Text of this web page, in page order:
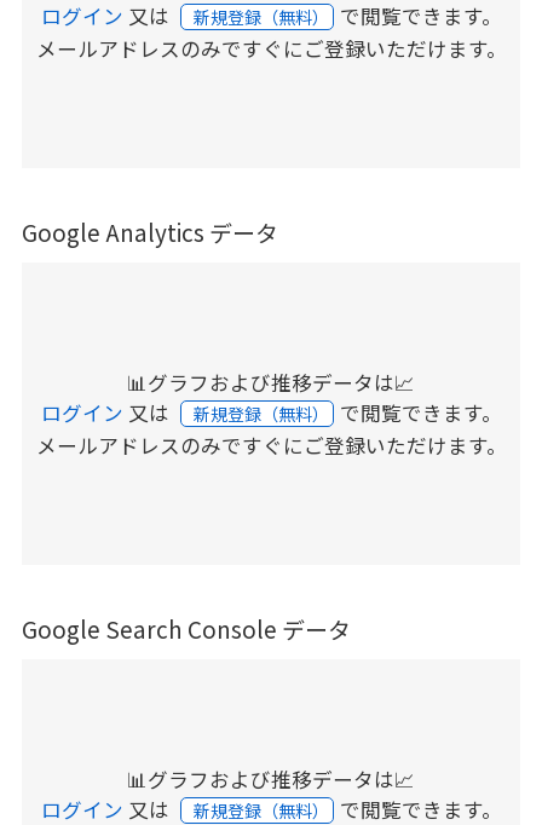
ログイン 又は 新規登録（無料） で閲覧できます。
メールアドレスのみですぐにご登録いただけます。
Google Analytics データ
📊グラフおよび推移データは📈
ログイン 又は 新規登録（無料） で閲覧できます。
メールアドレスのみですぐにご登録いただけます。
Google Search Console データ
📊グラフおよび推移データは📈
ログイン 又は 新規登録（無料） で閲覧できます。